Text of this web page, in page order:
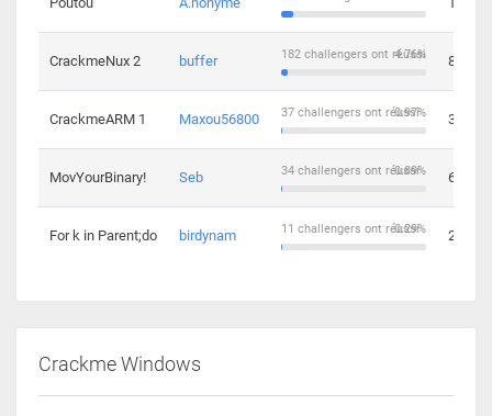
CrackmeNux 2 buffer 4.76%
182 challengers ont réussi 8
CrackmeARM 1 Maxou56800 0.97%
37 challengers ont réussi 3
MovYourBinary! Seb 0.89%
34 challengers ont réussi 6
For k in Parent;do birdynam 0.29%
11 challengers ont réussi 2
Crackme Windows